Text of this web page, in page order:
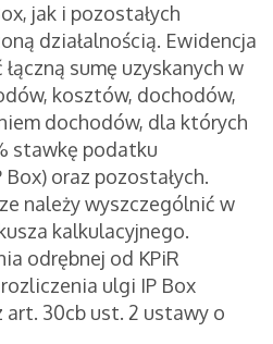
jak i pozostałych
działalnością. Ewidencja
sumę uzyskanych w
kosztów, dochodów,
dochodów, dla których
stawkę podatku
oraz pozostałych.
należy wyszczególnić w
kalkulacyjnego.
odrębnej od KPiR
ulgi IP Box
30cb ust. 2 ustawy o